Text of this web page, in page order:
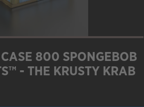
800 SPONGEBOB
- THE KRUSTY KRAB